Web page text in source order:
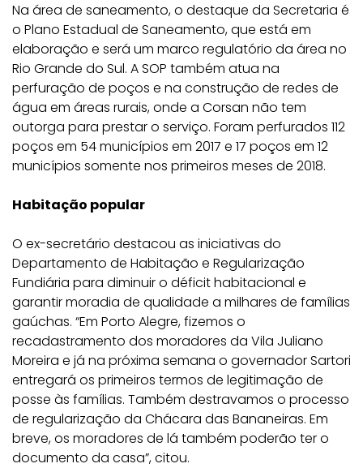
Na área de saneamento, o destaque da Secretaria é
o Plano Estadual de Saneamento, que está em
elaboração e será um marco regulatório da área no
Rio Grande do Sul. A SOP também atua na
perfuração de poços e na construção de redes de
água em áreas rurais, onde a Corsan não tem
outorga para prestar o serviço. Foram perfurados 112
poços em 54 municípios em 2017 e 17 poços em 12
municípios somente nos primeiros meses de 2018.
Habitação popular
O ex-secretário destacou as iniciativas do
Departamento de Habitação e Regularização
Fundiária para diminuir o déficit habitacional e
garantir moradia de qualidade a milhares de famílias
gaúchas. “Em Porto Alegre, fizemos o
recadastramento dos moradores da Vila Juliano
Moreira e já na próxima semana o governador Sartori
entregará os primeiros termos de legitimação de
posse às famílias. Também destravamos o processo
de regularização da Chácara das Bananeiras. Em
breve, os moradores de lá também poderão ter o
documento da casa”, citou.